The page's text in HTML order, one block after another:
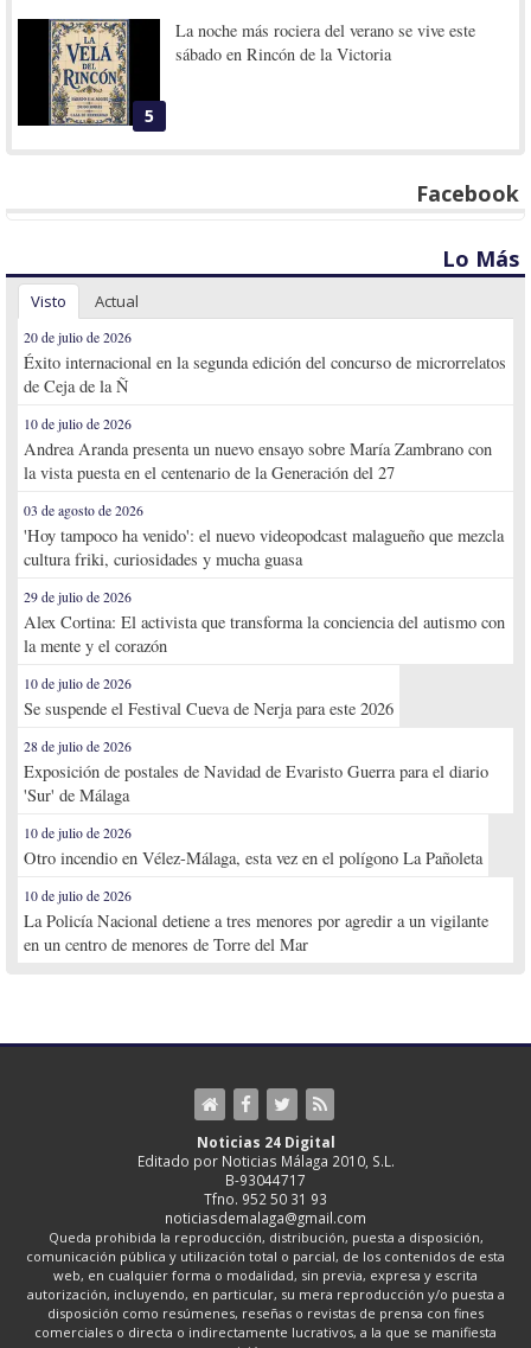
5
La noche más rociera del verano se vive este
sábado en Rincón de la Victoria
Facebook
Lo Más
Visto Actual
20 de julio de 2026
Éxito internacional en la segunda edición del concurso de microrrelatos
de Ceja de la Ñ
10 de julio de 2026
Andrea Aranda presenta un nuevo ensayo sobre María Zambrano con
la vista puesta en el centenario de la Generación del 27
03 de agosto de 2026
'Hoy tampoco ha venido': el nuevo videopodcast malagueño que mezcla
cultura friki, curiosidades y mucha guasa
29 de julio de 2026
Alex Cortina: El activista que transforma la conciencia del autismo con
la mente y el corazón
10 de julio de 2026
Se suspende el Festival Cueva de Nerja para este 2026
28 de julio de 2026
Exposición de postales de Navidad de Evaristo Guerra para el diario
'Sur' de Málaga
10 de julio de 2026
Otro incendio en Vélez-Málaga, esta vez en el polígono La Pañoleta
10 de julio de 2026
La Policía Nacional detiene a tres menores por agredir a un vigilante
en un centro de menores de Torre del Mar
Noticias 24 Digital
Editado por Noticias Málaga 2010, S.L.
B-93044717
Tfno. 952 50 31 93
noticiasdemalaga@gmail.com
Queda prohibida la reproducción, distribución, puesta a disposición,
comunicación pública y utilización total o parcial, de los contenidos de esta
web, en cualquier forma o modalidad, sin previa, expresa y escrita
autorización, incluyendo, en particular, su mera reproducción y/o puesta a
disposición como resúmenes, reseñas o revistas de prensa con fines
comerciales o directa o indirectamente lucrativos, a la que se manifiesta